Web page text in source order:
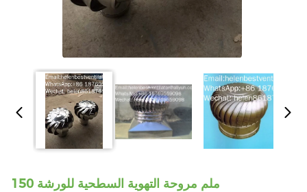
150 ملم مروحة التهوية السطحية للورشة